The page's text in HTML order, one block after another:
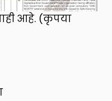
आहे. (कृपया